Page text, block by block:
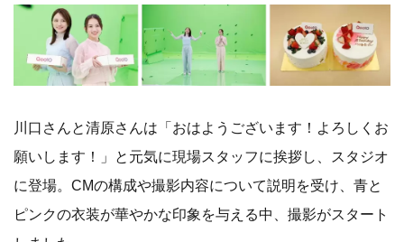
川口さんと清原さんは「おはようございます！よろしくお
願いします！」と元気に現場スタッフに挨拶し、スタジオ
に登場。CMの構成や撮影内容について説明を受け、青と
ピンクの衣装が華やかな印象を与える中、撮影がスタート